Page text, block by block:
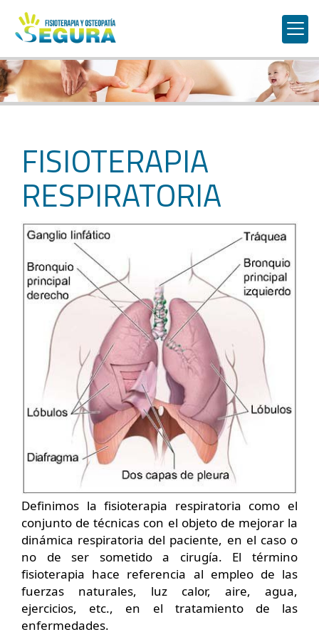
FISIOTERAPIA
RESPIRATORIA
Definimos la fisioterapia respiratoria como el
conjunto de técnicas con el objeto de mejorar la
dinámica respiratoria del paciente, en el caso o
no de ser sometido a cirugía. El término
fisioterapia hace referencia al empleo de las
fuerzas naturales, luz calor, aire, agua,
ejercicios, etc., en el tratamiento de las
enfermedades.